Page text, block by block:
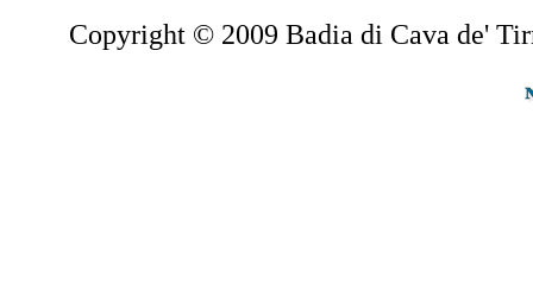
Copyright © 2009 Badia di Cava de'